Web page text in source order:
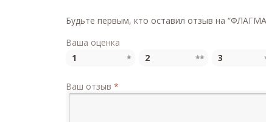
Будьте первым, кто оставил отзыв на
Ваша оценка
1
2 3
Ваш отзыв *